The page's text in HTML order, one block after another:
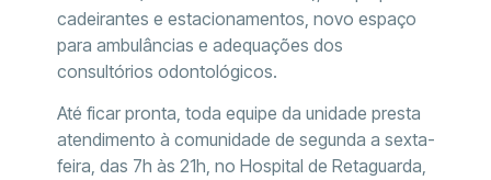
cadeirantes e estacionamentos, novo espaço
para ambulâncias e adequações dos
consultórios odontológicos.
Até ficar pronta, toda equipe da unidade presta
atendimento à comunidade de segunda a sexta-
feira, das 7h às 21h, no Hospital de Retaguarda,